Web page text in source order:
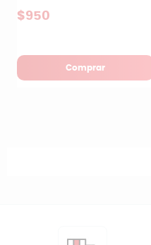
$950
Comprar